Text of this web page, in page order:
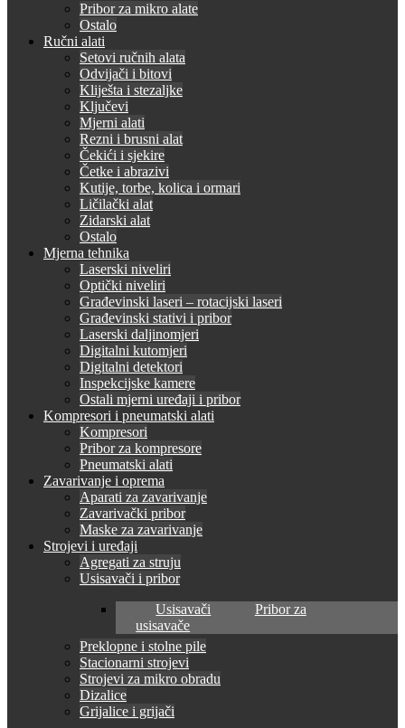
Pribor za mikro alate
Ostalo
Ručni alati
Setovi ručnih alata
Odvijači i bitovi
Kliješta i stezaljke
Ključevi
Mjerni alati
Rezni i brusni alat
Čekići i sjekire
Četke i abrazivi
Kutije, torbe, kolica i ormari
Ličilački alat
Zidarski alat
Ostalo
Mjerna tehnika
Laserski niveliri
Optički niveliri
Građevinski laseri – rotacijski laseri
Građevinski stativi i pribor
Laserski daljinomjeri
Digitalni kutomjeri
Digitalni detektori
Inspekcijske kamere
Ostali mjerni uređaji i pribor
Kompresori i pneumatski alati
Kompresori
Pribor za kompresore
Pneumatski alati
Zavarivanje i oprema
Aparati za zavarivanje
Zavarivački pribor
Maske za zavarivanje
Strojevi i uređaji
Agregati za struju
Usisavači i pribor
Usisavači
Pribor za
usisavače
Preklopne i stolne pile
Stacionarni strojevi
Strojevi za mikro obradu
Dizalice
Grijalice i grijači